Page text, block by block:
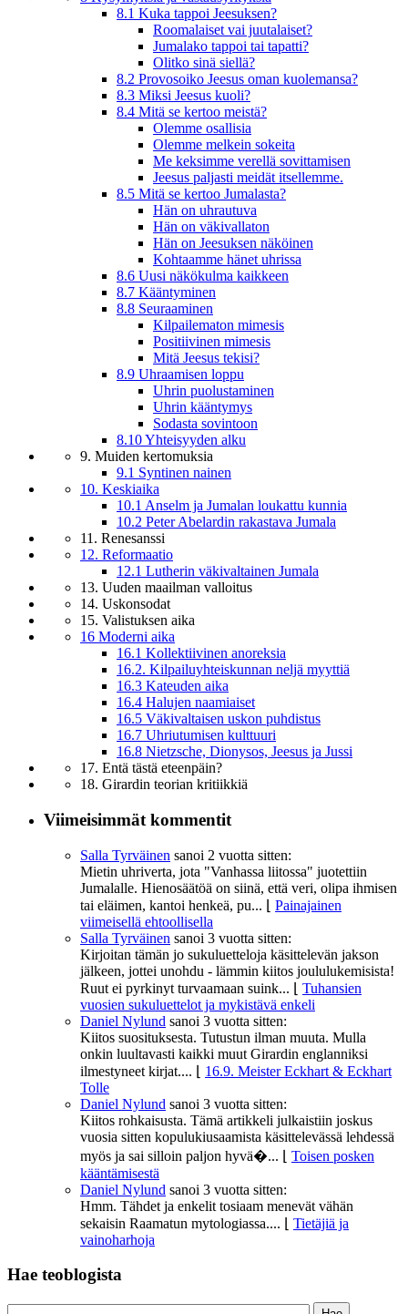
8.1 Kuka tappoi Jeesuksen?
Roomalaiset vai juutalaiset?
Jumalako tappoi tai tapatti?
Olitko sinä siellä?
8.2 Provosoiko Jeesus oman kuolemansa?
8.3 Miksi Jeesus kuoli?
8.4 Mitä se kertoo meistä?
Olemme osallisia
Olemme melkein sokeita
Me keksimme verellä sovittamisen
Jeesus paljasti meidät itsellemme.
8.5 Mitä se kertoo Jumalasta?
Hän on uhrautuva
Hän on väkivallaton
Hän on Jeesuksen näköinen
Kohtaamme hänet uhrissa
8.6 Uusi näkökulma kaikkeen
8.7 Kääntyminen
8.8 Seuraaminen
Kilpailematon mimesis
Positiivinen mimesis
Mitä Jeesus tekisi?
8.9 Uhraamisen loppu
Uhrin puolustaminen
Uhrin kääntymys
Sodasta sovintoon
8.10 Yhteisyyden alku
9. Muiden kertomuksia
9.1 Syntinen nainen
10. Keskiaika
10.1 Anselm ja Jumalan loukattu kunnia
10.2 Peter Abelardin rakastava Jumala
11. Renesanssi
12. Reformaatio
12.1 Lutherin väkivaltainen Jumala
13. Uuden maailman valloitus
14. Uskonsodat
15. Valistuksen aika
16 Moderni aika
16.1 Kollektiivinen anoreksia
16.2. Kilpailuyhteiskunnan neljä myyttiä
16.3 Kateuden aika
16.4 Halujen naamiaiset
16.5 Väkivaltaisen uskon puhdistus
16.7 Uhriutumisen kulttuuri
16.8 Nietzsche, Dionysos, Jeesus ja Jussi
17. Entä tästä eteenpäin?
18. Girardin teorian kritiikkiä
Viimeisimmät kommentit
Salla Tyrväinen sanoi 2 vuotta sitten:
Mietin uhriverta, jota "Vanhassa liitossa" juotettiin
Jumalalle. Hienosäätöä on siinä, että veri, olipa ihmisen
tai eläimen, kantoi henkeä, pu...
Painajainen
viimeisellä ehtoollisella
Salla Tyrväinen sanoi 3 vuotta sitten:
Kirjoitan tämän jo sukuluetteloja käsittelevän jakson
jälkeen, jottei unohdu - lämmin kiitos joululukemisista!
Ruut ei pyrkinyt turvaamaan suink...
Tuhansien
vuosien sukuluettelot ja mykistävä enkeli
Daniel Nylund sanoi 3 vuotta sitten:
Kiitos suosituksesta. Tutustun ilman muuta. Mulla
onkin luultavasti kaikki muut Girardin englanniksi
ilmestyneet kirjat....
16.9. Meister Eckhart & Eckhart
Tolle
Daniel Nylund sanoi 3 vuotta sitten:
Kiitos rohkaisusta. Tämä artikkeli julkaistiin joskus
vuosia sitten kopulukiusaamista käsittelevässä lehdessä
myös ja sai silloin paljon hyvä�...
Toisen posken
kääntämisestä
Daniel Nylund sanoi 3 vuotta sitten:
Hmm. Tähdet ja enkelit tosiaam menevät vähän
sekaisin Raamatun mytologiassa....
Tietäjiä ja
vainoharhoja
Hae teoblogista